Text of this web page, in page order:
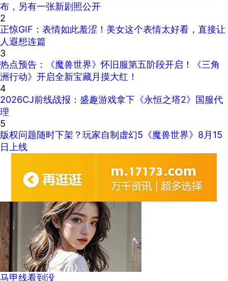
布，另有一张新剧照公开
2
正惊GIF：表情如此羞涩！美女这个表情太好看，直接让
人遐想连篇
3
热点预告：《魔兽世界》怀旧服第五阶段开启！《三角
洲行动》开启全新宝藏月摸大红！
4
2026CJ前线战报：盛趣游戏拿下《永恒之塔2》国服代
理
5
版权问题随时下架？玩家自制虚幻5《魔兽世界》8月15
日上线
马甲线看到没